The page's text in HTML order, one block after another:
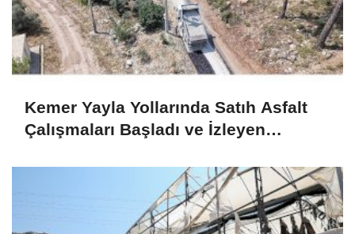
Kemer Yayla Yollarında Satıh Asfalt
Çalışmaları Başladı ve İzleyen